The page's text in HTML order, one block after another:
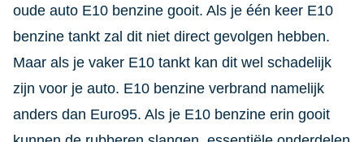
oude auto E10 benzine gooit. Als je één keer E10
benzine tankt zal dit niet direct gevolgen hebben.
Maar als je vaker E10 tankt kan dit wel schadelijk
zijn voor je auto. E10 benzine verbrand namelijk
anders dan Euro95. Als je E10 benzine erin gooit